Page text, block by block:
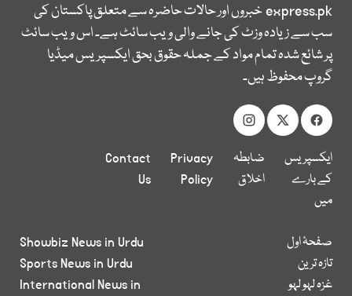
express.pkخبروں اور حالات حاضرہ سے متعلق پاکستان کی
سب سے زیادہ وزٹ کی جانے والی ویب سائٹ ہے۔ اس ویب سائٹ
پر شائع شدہ تمام مواد کے جملہ حقوق بحق ایکسپریس میڈیا
گروپ محفوظ ہیں۔
ایکسپریس
کے بارے
میں
ضابطہ
اخلاق
Privacy
Policy
Contact
Us
صفحۂ اول
تازہ ترین
غزہ لہو لہو
Showbiz News in Urdu
Sports News in Urdu
International News in